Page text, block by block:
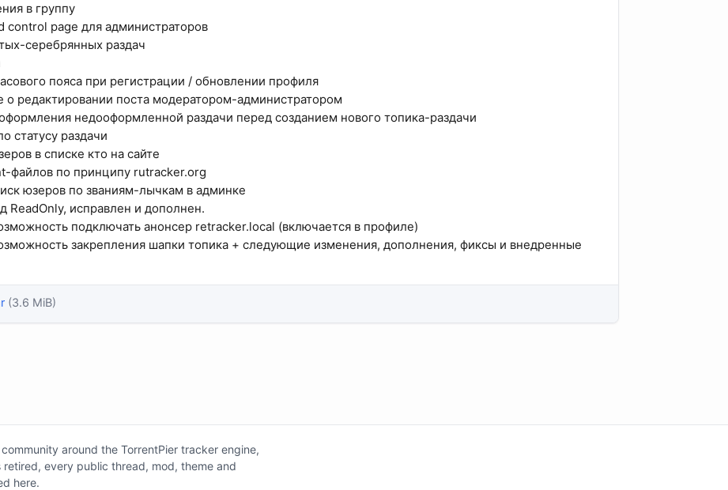
в группу
control page для администраторов
серебрянных раздач
пояса при регистрации / обновлении профиля
о редактировании поста модератором-администратором
недооформленной раздачи перед созданием нового топика-раздачи
статусу раздачи
в списке кто на сайте
файлов по принципу rutracker.org
юзеров по званиям-лычкам в админке
ReadOnly, исправлен и дополнен.
подключать анонсер retracker.local (включается в профиле)
закрепления шапки топика + следующие изменения, дополнения, фиксы и внедренные
(3.6 MiB)
around the TorrentPier tracker engine,
every public thread, mod, theme and
here.